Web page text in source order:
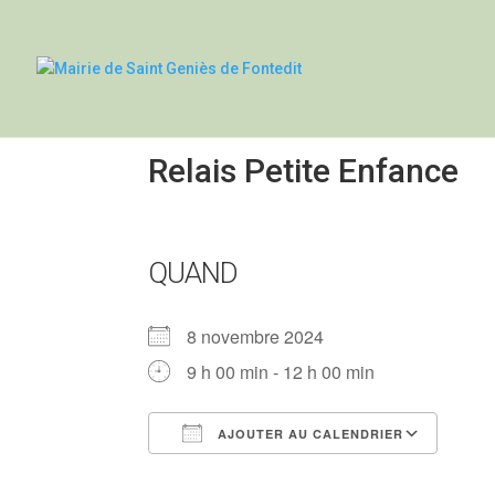
Relais Petite Enfance
QUAND
8 novembre 2024
9 h 00 min - 12 h 00 min
AJOUTER AU CALENDRIER